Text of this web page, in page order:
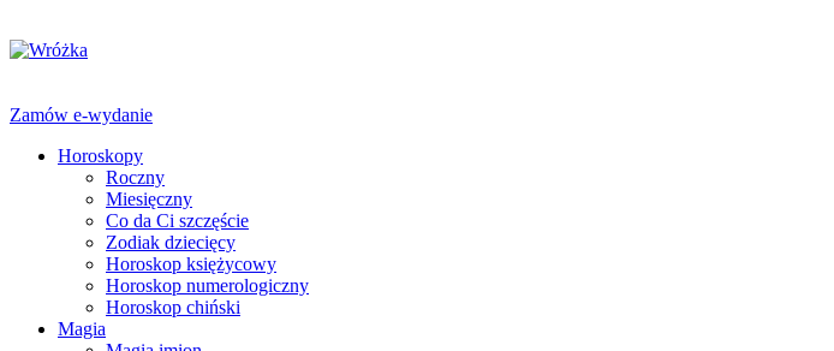
Zamów e-wydanie
Horoskopy
Roczny
Miesięczny
Co da Ci szczęście
Zodiak dziecięcy
Horoskop księżycowy
Horoskop numerologiczny
Horoskop chiński
Magia